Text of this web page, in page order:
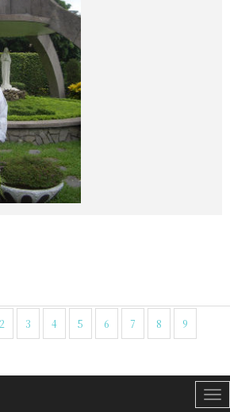
2 3 4 5 6 7 8 9